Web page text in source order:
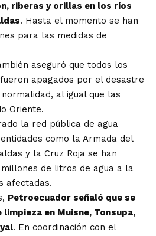
riberas y orillas en los ríos
. Hasta el momento se han
para las medidas de
aseguró que todos los
apagados por el desastre
al igual que las
Oriente.
la red pública de agua
como la Armada del
y la Cruz Roja se han
de litros de agua a la
afectadas.
Petroecuador señaló que se
en Muisne, Tonsupa,
. En coordinación con el